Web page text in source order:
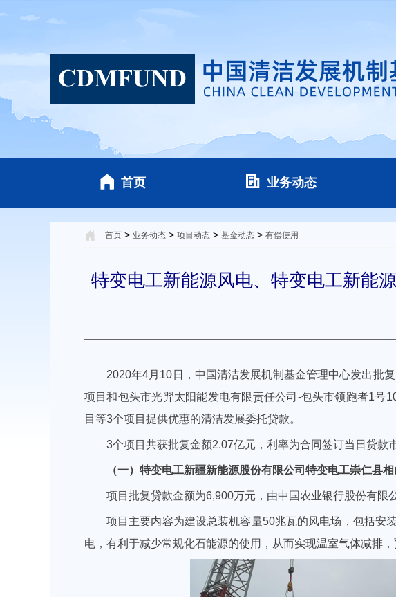
首页 业务动态
首页 > 业务动态 > 项目动态 > 基金动态 > 有偿使用
特变电工新能源风电、特变电工新能
2020年4月 10 日，中国清洁发展机制基金管理中心发出批
项目和包头市光羿太阳能发电有限责任公司 -包头市领跑者1号
目等3个项目提供优惠的清洁发展委托贷款。
3个项目共获批复金额2.07亿元，利率为合同签订当日贷款
（一）特变电工新疆新能源股份有限公司特变电工崇仁县
项目批复贷款金额为6,900万元，由中国农业银行股份有限
项目主要内容为建设总装机容量50兆瓦的风电场，包括安
电，有利于减少常规化石能源的使用，从而实现温室气体减排